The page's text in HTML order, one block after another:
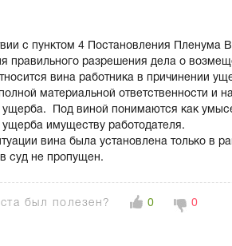
с пунктом 4 Постановления
правильного разрешения дела о
вина работника в причинении
материальной ответственности и
ущерба.
Под виной понимаются как
ущерба имуществу работодателя.
вина была установлена только в
суд не пропущен.
был полезен? 0 0